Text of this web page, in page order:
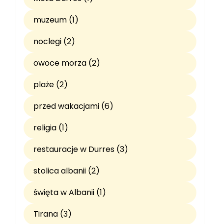
muzeum (1)
noclegi (2)
owoce morza (2)
plaże (2)
przed wakacjami (6)
religia (1)
restauracje w Durres (3)
stolica albanii (2)
święta w Albanii (1)
Tirana (3)